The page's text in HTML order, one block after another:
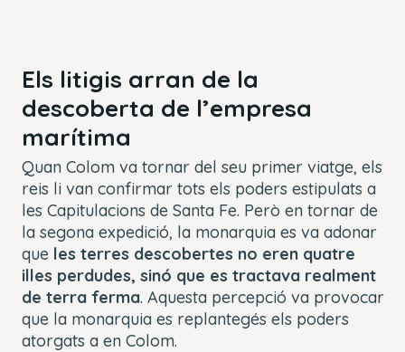
Els litigis arran de la
descoberta de l’empresa
marítima
Quan Colom va tornar del seu primer viatge, els
reis li van confirmar tots els poders estipulats a
les Capitulacions de Santa Fe. Però en tornar de
la segona expedició, la monarquia es va adonar
que les terres descobertes no eren quatre
illes perdudes, sinó que es tractava realment
de terra ferma. Aquesta percepció va provocar
que la monarquia es replantegés els poders
atorgats a en Colom.